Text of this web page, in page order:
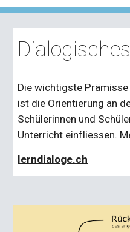
Die wichtigste
ist die Orientierung an
Schülerinnen und
Unterricht einfliessen.
lerndialoge.ch